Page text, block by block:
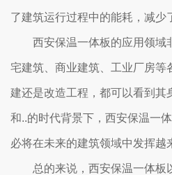
了建筑运行过程中的能耗，减少
西安保温一体板的应用领域
宅建筑、商业建筑、工业厂房等
建还是改造工程，都可以看到其
和..的时代背景下，西安保温一
必将在未来的建筑领域中发挥越
总的来说，西安保温一体板